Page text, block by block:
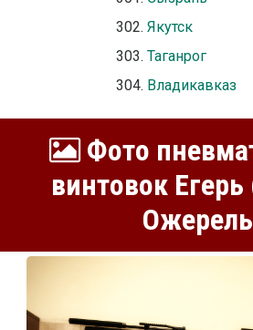
Якутск
Таганрог
Владикавказ
Фото
винтовок